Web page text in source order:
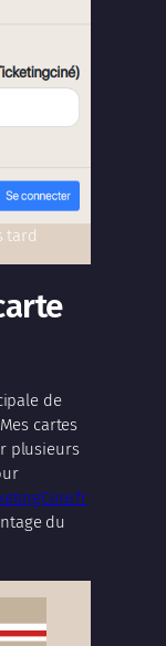
tard
de
cartes
plusieurs
du